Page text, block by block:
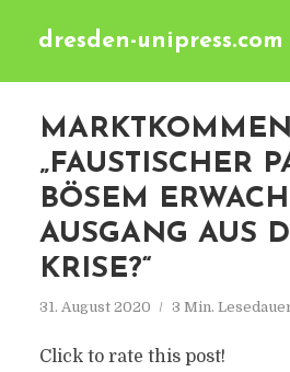
dresden-unipress.com
„FAUSTISCHER
BÖSEM
AUSGANG AUS
KRISE?“
31. August 2020 3 Min.
Click to rate this post!